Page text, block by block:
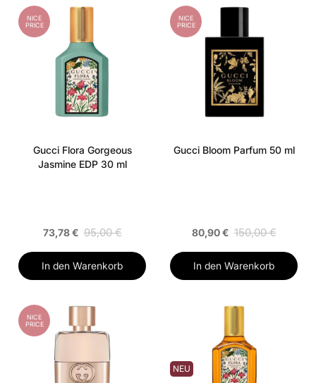
NICE
PRICE
Gucci Flora Gorgeous
Jasmine EDP 30 ml
73,78 € 95,00 €
In den Warenkorb
NICE
PRICE
Gucci Bloom Parfum 50 ml
80,90 € 150,00 €
In den Warenkorb
NICE
PRICE
NEU